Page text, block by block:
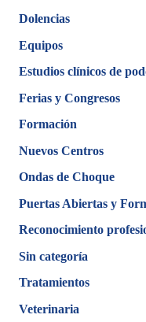
Dolencias
Equipos
Estudios clínicos de
Ferias y Congresos
Formación
Nuevos Centros
Ondas de Choque
Puertas Abiertas y
Reconocimiento
Sin categoría
Tratamientos
Veterinaria